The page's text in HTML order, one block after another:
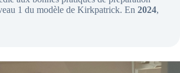
1 du modèle de Kirkpatrick. En 2024,